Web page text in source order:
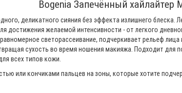
Bogenia Запечённый хайлайтер
деликатного сияния без эффекта излишнего блеска.
достижения желаемой интенсивности - от легкого
светорассеивание, подчеркивает рельеф
сухость во время ношения макияжа. Подходит для
всех типов кожи.
или кончиками пальцев на зоны, которые хотите